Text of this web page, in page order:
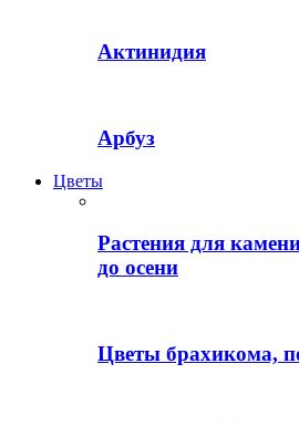
Актинидия
Арбуз
Цветы
Растения для
до осени
Цветы брахикома,